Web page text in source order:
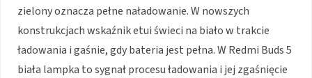
zielony oznacza pełne naładowanie. W nowszych
konstrukcjach wskaźnik etui świeci na biało w trakcie
ładowania i gaśnie, gdy bateria jest pełna. W Redmi Buds 5
biała lampka to sygnał procesu ładowania i jej zgaśnięcie